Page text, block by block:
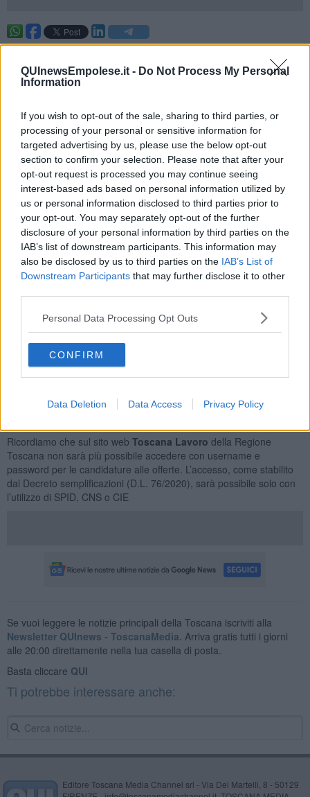
QUInewsEmpolese.it - Do Not Process My Personal
Information
If you wish to opt-out of the sale, sharing to third parties, or
processing of your personal or sensitive information for
targeted advertising by us, please use the below opt-out
section to confirm your selection. Please note that after your
opt-out request is processed you may continue seeing
interest-based ads based on personal information utilized by
us or personal information disclosed to third parties prior to
your opt-out. You may separately opt-out of the further
disclosure of your personal information by third parties on the
IAB’s list of downstream participants. This information may
also be disclosed by us to third parties on the IAB’s List of
Downstream Participants that may further disclose it to other
Personal Data Processing Opt Outs
CONFIRM
Data Deletion Data Access Privacy Policy
Ecco le opportunità proposte dai Centri Impiego dell'Empolese-
Valdelsa per la settimana 24 del 2026 (dal 14 June 2026 al 20 June
2026), lavori a tempo indeterminato e determinato ed
Questa settimana:
I lavori più richiesti
Addetti All'assistenza Personale7
Commessi Delle Vendite al Minuto7
Educatori Professionali6
Addetti a Funzioni di Segreteria4
Orario Lavoro
Full Time 56
Part Time24
Tipologia Contratto
Lavoro a Tempo Determinato
Lavoro a Tempo Indeterminato9
Ricordiamo che sul sito web Toscana Lavoro della Regione
Toscana non sarà più possibile accedere con username e
password per le candidature alle offerte. L’accesso, come stabilito
dal Decreto semplificazioni (D.L. 76/2020), sarà possibile solo con
l’utilizzo di SPID, CNS o CIE
Se vuoi leggere le notizie principali della Toscana iscriviti alla
Newsletter QUInews - ToscanaMedia. Arriva gratis tutti i giorni
alle 20:00 direttamente nella tua casella di posta.
Basta cliccare QUI
Ti potrebbe interessare anche:
Editore Toscana Media Channel srl - Via Dei Martelli, 8 - 50129